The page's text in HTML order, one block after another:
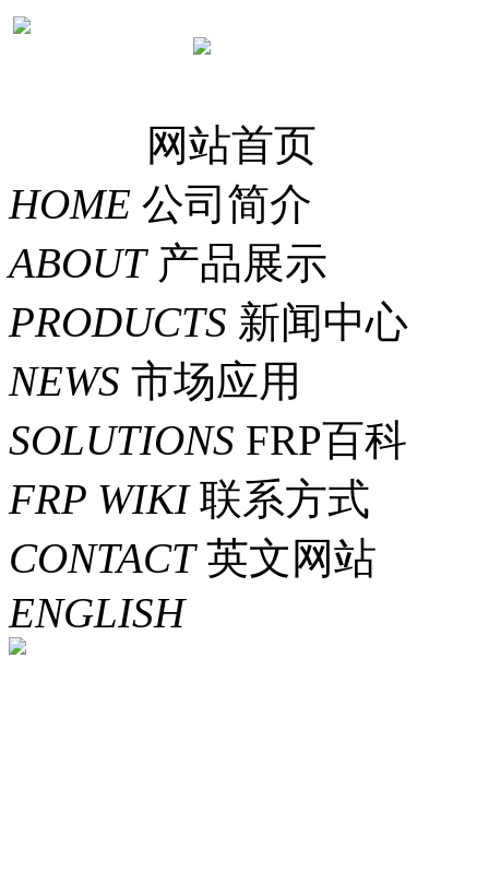
网站首页
HOME 公司简介
ABOUT 产品展示
PRODUCTS 新闻中心
NEWS 市场应用
SOLUTIONS FRP百科
FRP WIKI 联系方式
CONTACT 英文网站
ENGLISH